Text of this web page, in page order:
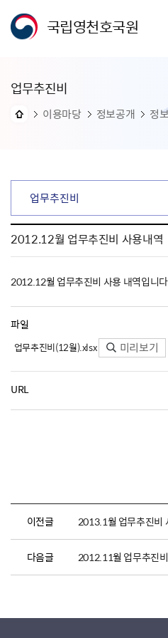
국립영천호국원
업무추진비
이용마당 정보공개 정
업무추진비
2012.12월 업무추진비 사용내역
2012.12월 업무추진비 사용 내역입니다.
파일
업무추진비(12월).xlsx 미리보기
URL
이전글 2013.1월 업무추진비
다음글 2012.11월 업무추진